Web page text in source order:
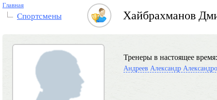
Главная
Спортсмены Хайбрахманов
Тренеры в настоящее время:
Андреев Александр